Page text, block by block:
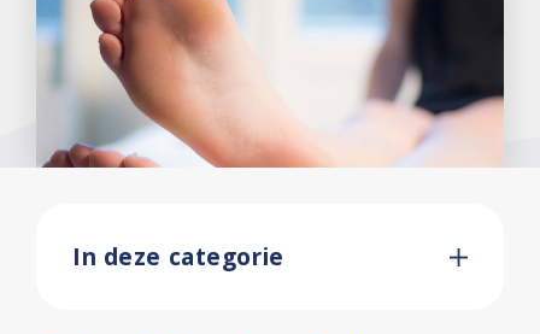
In deze categorie